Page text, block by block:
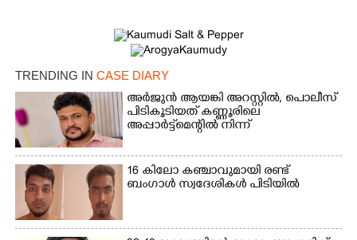
TRENDING IN CASE DIARY
അർജുൻ ആയങ്കി അറസ്റ്റിൽ, പൊലീസ്
പിടികൂടിയത് കണ്ണൂരിലെ
അപ്പാർട്ട്‌മെന്റിൽ നിന്ന്
16 കിലോ കഞ്ചാവുമായി രണ്ട്
ബംഗാൾ സ്വദേശികൾ പിടിയിൽ